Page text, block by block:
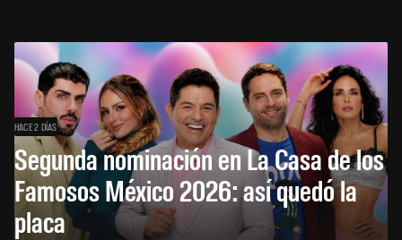
HACE 2 DÍAS
Segunda nominación en La Casa de los
Famosos México 2026: así quedó la
placa